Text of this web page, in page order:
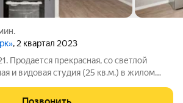
, 2 квартал 2023
Продается прекрасная, со светлой
и видовая студия (25 кв.м.) в жилом
кухня-гостиная (16,2 кв.м.) с